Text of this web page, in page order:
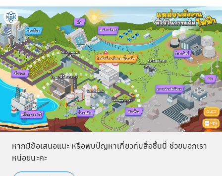
หากมีข้อเสนอแนะ หรือพบปัญหาเกี่ยวกับสื่อชิ้นนี้ ช่วยบอกเรา
หน่อยนะคะ